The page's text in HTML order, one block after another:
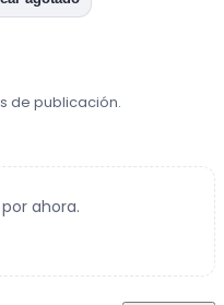
de publicación.
ahora.